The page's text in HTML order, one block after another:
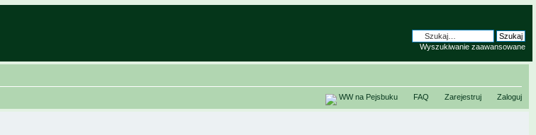
Wyszukiwanie zaawansowane
WW na Pejsbuku FAQ Zarejestruj Zaloguj